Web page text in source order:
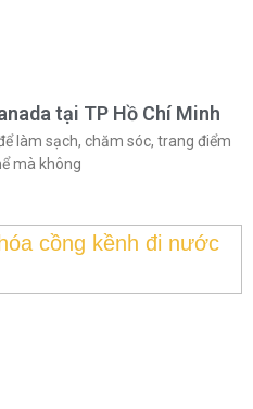
tại TP Hồ Chí Minh
làm sạch, chăm sóc, trang điểm
mà không